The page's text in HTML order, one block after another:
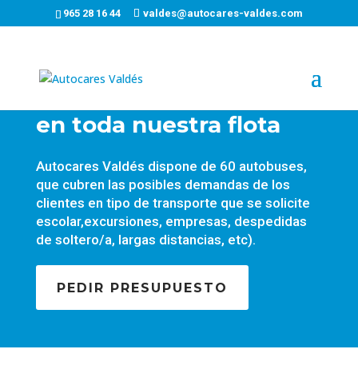
965 28 16 44 valdes@autocares-valdes.com
en toda nuestra flota
Autocares Valdés dispone de 60 autobuses,
que cubren las posibles demandas de los
clientes en tipo de transporte que se solicite
escolar,excursiones, empresas, despedidas
de soltero/a, largas distancias, etc).
PEDIR PRESUPUESTO